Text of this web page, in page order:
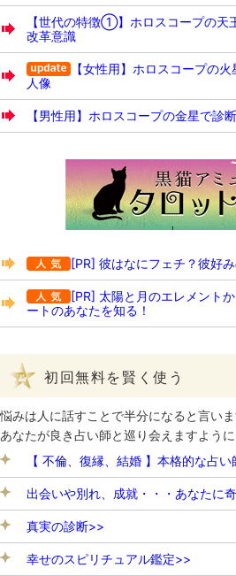
【世代の特徴①】ホロスコープの天
改革意識
【女性用】ホロスコープの
人像
【男性用】ホロスコープの金星で診
[PR] 彼はなにフェチ？彼好
[PR] 太陽と月のエレメント
ートのあなたを知る！
初回無料を賢く使う
悩みは人に話すことで半分になると言いま
あなたが良き占い師と巡り会えますように
【 不倫、復縁、結婚 】本格的な占
出会いや別れ、成就・・・あなたに
真実の診断>>
幸せのスピリチュアル鑑定>>